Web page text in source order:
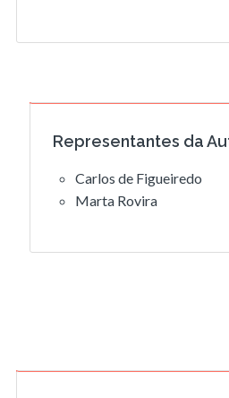
Representantes da
Carlos de Figueiredo
Marta Rovira